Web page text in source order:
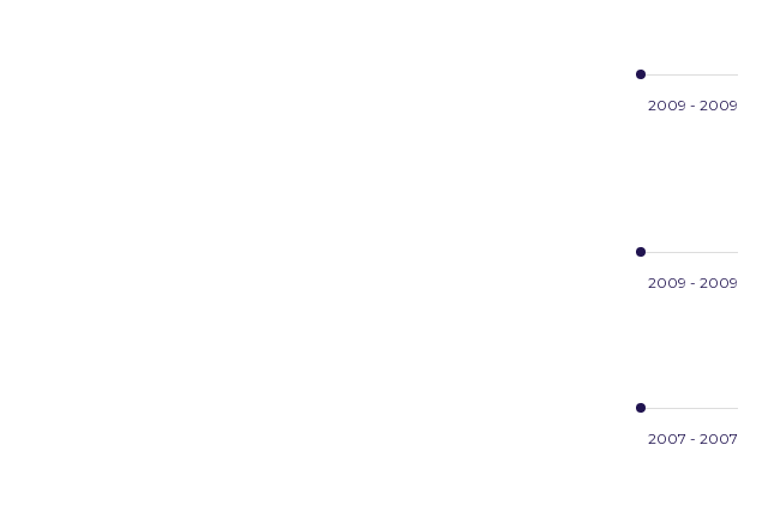
2009 - 2009
2009 - 2009
2007 - 2007